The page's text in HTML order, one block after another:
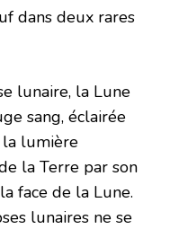
dans deux rares
lunaire, la Lune
sang, éclairée
lumière
la Terre par son
face de la Lune.
lunaires ne se